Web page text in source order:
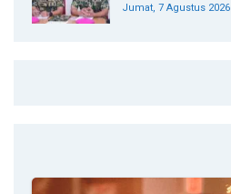
Jumat, 7 Agustus 2026